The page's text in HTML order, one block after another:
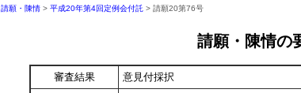
請願・陳情 > 平成20年第4回定例会付託 > 請願20第76号
請願・陳情の
審査結果
意見付採択